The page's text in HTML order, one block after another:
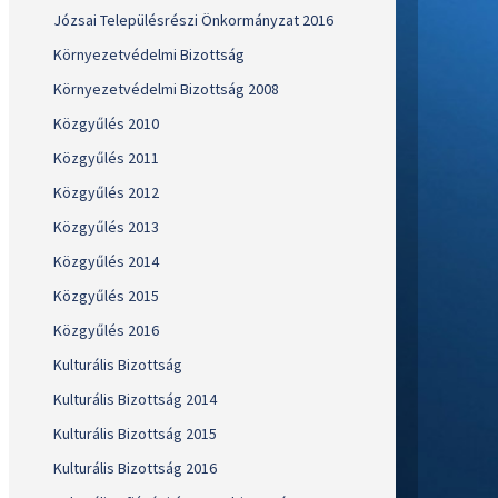
Józsai Településrészi Önkormányzat 2016
Környezetvédelmi Bizottság
Környezetvédelmi Bizottság 2008
Közgyűlés 2010
Közgyűlés 2011
Közgyűlés 2012
Közgyűlés 2013
Közgyűlés 2014
Közgyűlés 2015
Közgyűlés 2016
Kulturális Bizottság
Kulturális Bizottság 2014
Kulturális Bizottság 2015
Kulturális Bizottság 2016